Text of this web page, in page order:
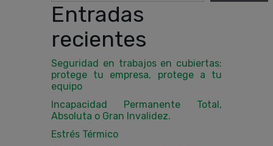
Entradas
recientes
Seguridad en trabajos en cubiertas:
protege tu empresa, protege a tu
equipo
Incapacidad Permanente Total,
Absoluta o Gran Invalidez.
Estrés Térmico